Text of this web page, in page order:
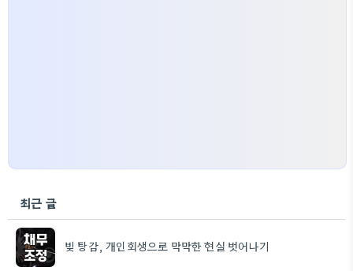
최근 글
빚 탕감, 개인회생으로 막막한 현실 벗어나기